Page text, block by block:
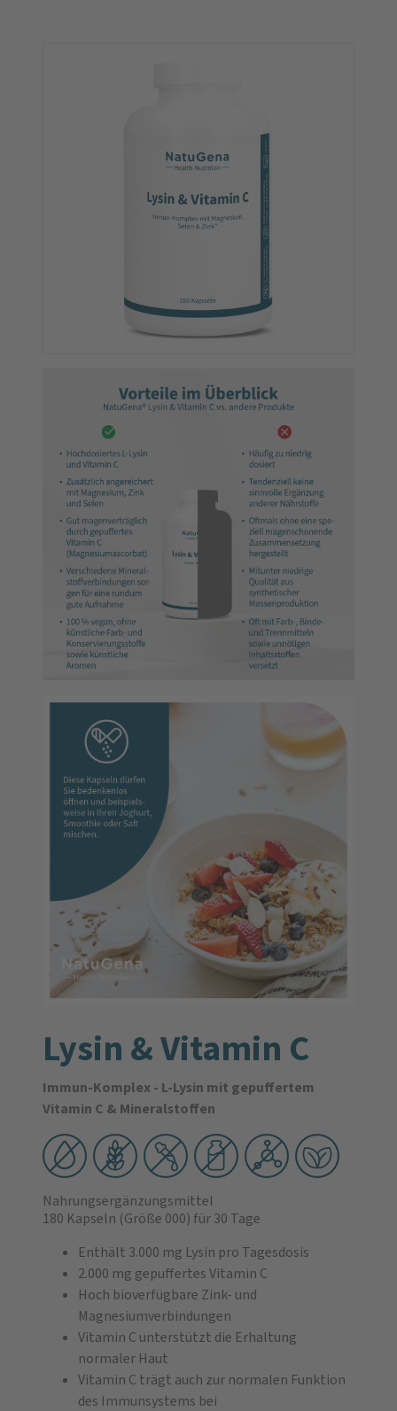
Lysin & Vitamin C
Immun-Komplex - L-Lysin mit gepuffertem
Vitamin C & Mineralstoffen
Nahrungsergänzungsmittel
180 Kapseln (Größe 000) für 30 Tage
Enthält 3.000 mg Lysin pro Tagesdosis
2.000 mg gepuffertes Vitamin C
Hoch bioverfügbare Zink- und
Magnesiumverbindungen
Vitamin C unterstützt die Erhaltung
normaler Haut
Vitamin C trägt auch zur normalen Funktion
des Immunsystems bei